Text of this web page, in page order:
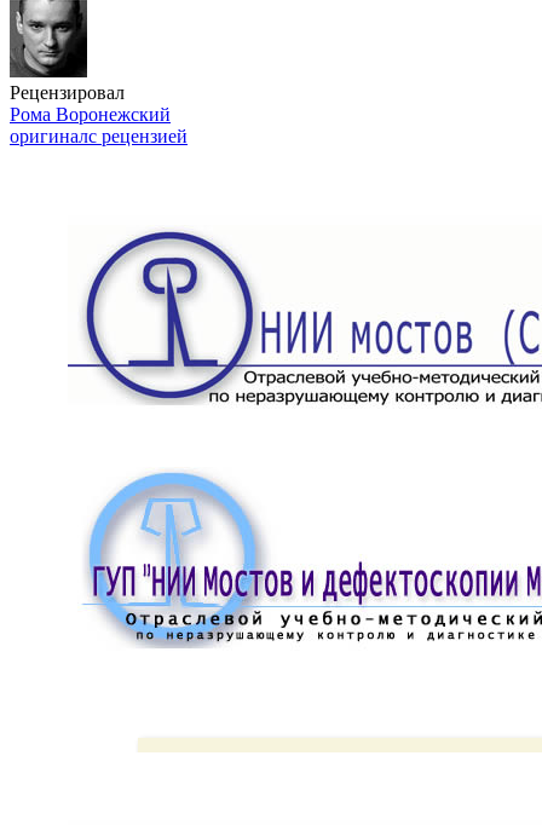
Рецензировал
Рома Воронежский
оригиналс рецензией